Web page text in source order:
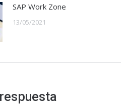
SAP Work Zone
13/05/2021